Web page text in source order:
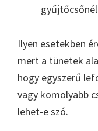
Ilyen esetekben
mert a tünetek
hogy egyszerű
vagy komolyabb
lehet-e szó.